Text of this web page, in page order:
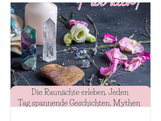
hilft nichts, ich muss funktionieren."
Auch Sätze wie: "Ich habe gar keine
Zeit mehr für mich." Mache dir bitte
immer bewusst - du bist ein
wichtiger Teil der Familie und das
Stimm